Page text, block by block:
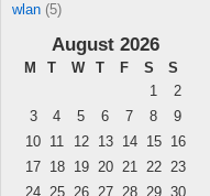
wlan (5)
August 2026
M T W T F S
S
1
2
3
4 5 6 7 8
9
10 11 12 13 14 15
16
17 18 19 20 21 22 23
24 25 26 27 28 29 30